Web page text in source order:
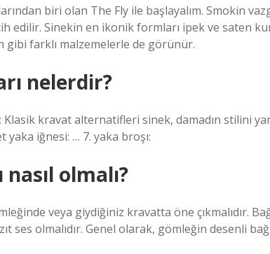
biri olan The Fly ile başlayalım. Smokin
edilir. Sinekin en ikonik formları ipek ve saten
gibi farklı malzemelerle de görünür.
nelerdir?
kravat alternatifleri sinek, damadın stilini
iğnesi: … 7. yaka broşı:
olmalı?
veya giydiğiniz kravatta öne çıkmalıdır.
ses olmalıdır. Genel olarak, gömleğin desenli